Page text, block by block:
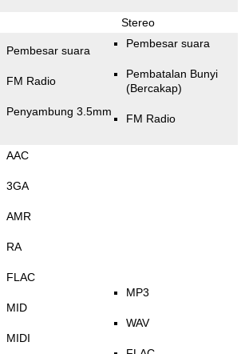
Stereo
Pembesar suara
FM Radio
Penyambung 3.5mm
Pembesar suara
Pembatalan Bunyi
(Bercakap)
FM Radio
AAC
3GA
AMR
RA
FLAC
MID
MIDI
MP3
WAV